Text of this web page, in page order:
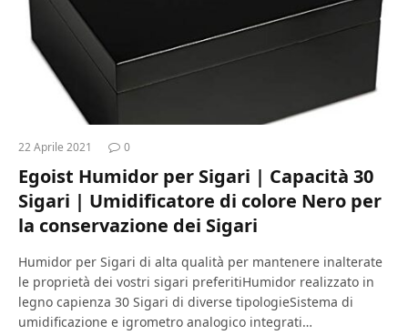
22 Aprile 2021 0
Egoist Humidor per Sigari | Capacità 30
Sigari | Umidificatore di colore Nero per
la conservazione dei Sigari
Humidor per Sigari di alta qualità per mantenere inalterate
le proprietà dei vostri sigari preferitiHumidor realizzato in
legno capienza 30 Sigari di diverse tipologieSistema di
umidificazione e igrometro analogico integrati…